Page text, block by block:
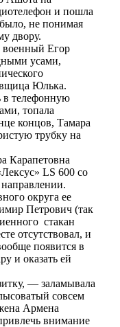
и пошла
не понимая
двору.
военный Егор
усами,
Юлька.
в телефонную
топала
концов, Тамара
трубку на
Карапетовна
LS 600 со
округа ее
Петрович (так
стакан
отсутствовал, и
появится в
и оказать ей
— заламывала
совсем
Армена
внимание